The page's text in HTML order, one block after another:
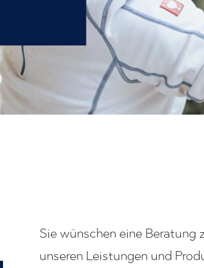
Sie wünschen eine Beratung
unseren Leistungen und